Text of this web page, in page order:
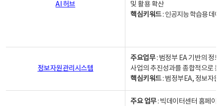
AI 허브
및 활용 확산
핵심키워드: 인공지능 학습용 데
정보자원관리시스템
주요업무: 범정부 EA 기반의 정
사업의 추진성과를 종합적으로
핵심키워드: 범정부EA, 정보자
주요 업무: 빅데이터센터 홈페이